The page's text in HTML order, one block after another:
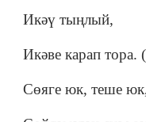
Икәү тыңлый,
Икәве карап тора.
Сөяге юк, теше